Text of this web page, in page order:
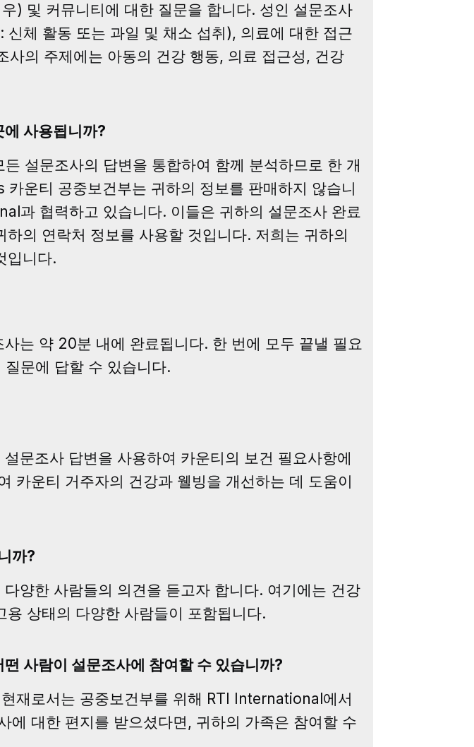
) 및 커뮤니티에 대한 질문을 합니다. 성인 설문조사
체 활동 또는 과일 및 채소 섭취), 의료에 대한 접근
의 주제에는 아동의 건강 행동, 의료 접근성, 건강
사용됩니까?
설문조사의 답변을 통합하여 함께 분석하므로 한 개
운티 공중보건부는 귀하의 정보를 판매하지 않습니
과 협력하고 있습니다. 이들은 귀하의 설문조사 완료
의 연락처 정보를 사용할 것입니다. 저희는 귀하의
입니다.
는 약 20분 내에 완료됩니다. 한 번에 모두 끝낼 필요
문에 답할 수 있습니다.
문조사 답변을 사용하여 카운티의 보건 필요사항에
카운티 거주자의 건강과 웰빙을 개선하는 데 도움이
까?
양한 사람들의 의견을 듣고자 합니다. 여기에는 건강
상태의 다양한 사람들이 포함됩니다.
사람이 설문조사에 참여할 수 있습니까?
재로서는 공중보건부를 위해 RTI International에서
에 대한 편지를 받으셨다면, 귀하의 가족은 참여할 수